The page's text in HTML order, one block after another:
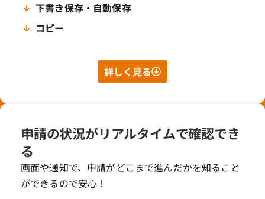
下書き保存・自動保存
コピー
詳しく見る
申請の状況がリアルタイムで確認でき
る
画面や通知で、申請がどこまで進んだかを知ること
ができるので安心！